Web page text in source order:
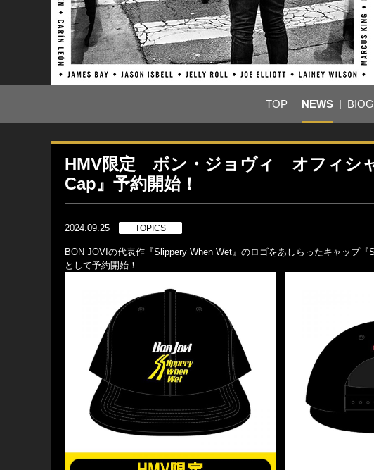
TOP NEWS
HMV限定 ボン・ジョヴィ オフィシ
Cap』予約開始！
2024.09.25 TOPICS
BON JOVIの代表作『Slippery When Wet』のロゴをあしらったキャップ
として予約開始！